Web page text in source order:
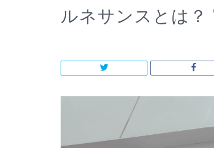
ルネサンスとは？